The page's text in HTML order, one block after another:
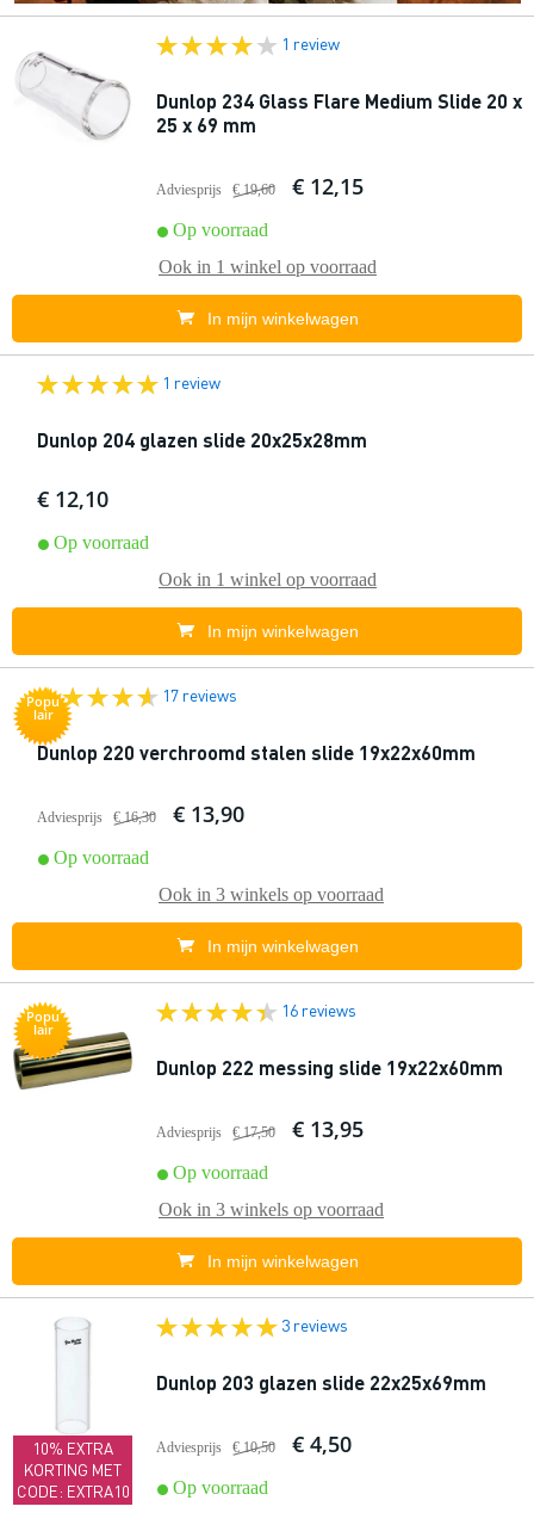
1 review
Dunlop 234 Glass Flare Medium Slide 20 x
25 x 69 mm
Adviesprijs € 19,60 € 12,15
Op voorraad
Ook in 1 winkel op voorraad
In mijn winkelwagen
1 review
Dunlop 204 glazen slide 20x25x28mm
€ 12,10
Op voorraad
Ook in 1 winkel op voorraad
In mijn winkelwagen
Popu
lair
17 reviews
Dunlop 220 verchroomd stalen slide 19x22x60mm
Adviesprijs € 16,30 € 13,90
Op voorraad
Ook in 3 winkels op voorraad
In mijn winkelwagen
Popu
lair
16 reviews
Dunlop 222 messing slide 19x22x60mm
Adviesprijs € 17,50 € 13,95
Op voorraad
Ook in 3 winkels op voorraad
In mijn winkelwagen
10% EXTRA
KORTING MET
CODE: EXTRA10
3 reviews
Dunlop 203 glazen slide 22x25x69mm
Adviesprijs € 10,50 € 4,50
Op voorraad